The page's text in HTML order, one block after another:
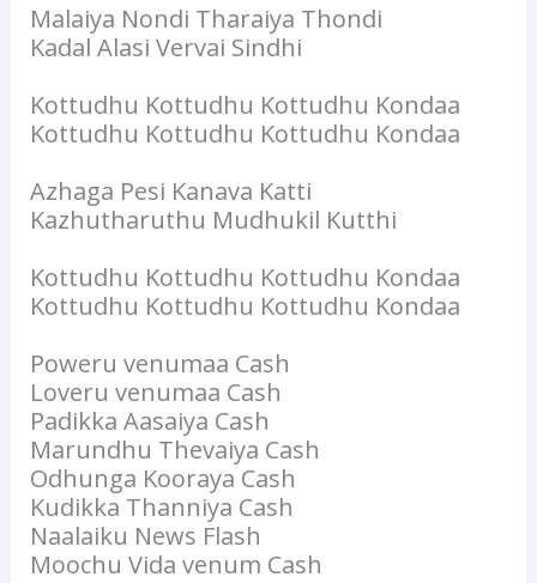
Malaiya Nondi Tharaiya Thondi
Kadal Alasi Vervai Sindhi
Kottudhu Kottudhu Kottudhu Kondaa
Kottudhu Kottudhu Kottudhu Kondaa
Azhaga Pesi Kanava Katti
Kazhutharuthu Mudhukil Kutthi
Kottudhu Kottudhu Kottudhu Kondaa
Kottudhu Kottudhu Kottudhu Kondaa
Poweru venumaa Cash
Loveru venumaa Cash
Padikka Aasaiya Cash
Marundhu Thevaiya Cash
Odhunga Kooraya Cash
Kudikka Thanniya Cash
Naalaiku News Flash
Moochu Vida venum Cash